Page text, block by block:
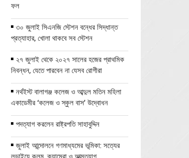
ফল
৩০ জুলাই সিএনজি স্টেশন বন্ধের সিদ্ধান্ত
প্রত্যাহার, খোলা থাকবে সব স্টেশন
২৭ জুলাই থেকে ২০২৭ সালের হজের প্রাথমিক
নিবন্ধন, যেতে পারবেন না যেসব রোগীরা
নর্থইস্ট বালাগঞ্জ কলেজ ও আব্দুল মতিন মহিলা
একাডেমীর ‘কলেজ ও স্কুল বাস’ উদ্বোধন
পদত্যাগ করলেন রাষ্ট্রপতি সাহাবুদ্দিন
জুলাই আন্দোলনে গণমাধ্যমের ভূমিকা: সত্যের
লড়াইয়ে কলম, ক্যামেরা ও আত্মত্যাগ